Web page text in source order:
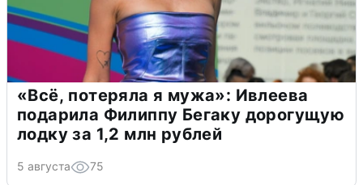
«Всё, потеряла я мужа»: Ивлеева
подарила Филиппу Бегаку дорогущую
лодку за 1,2 млн рублей
5 августа 75